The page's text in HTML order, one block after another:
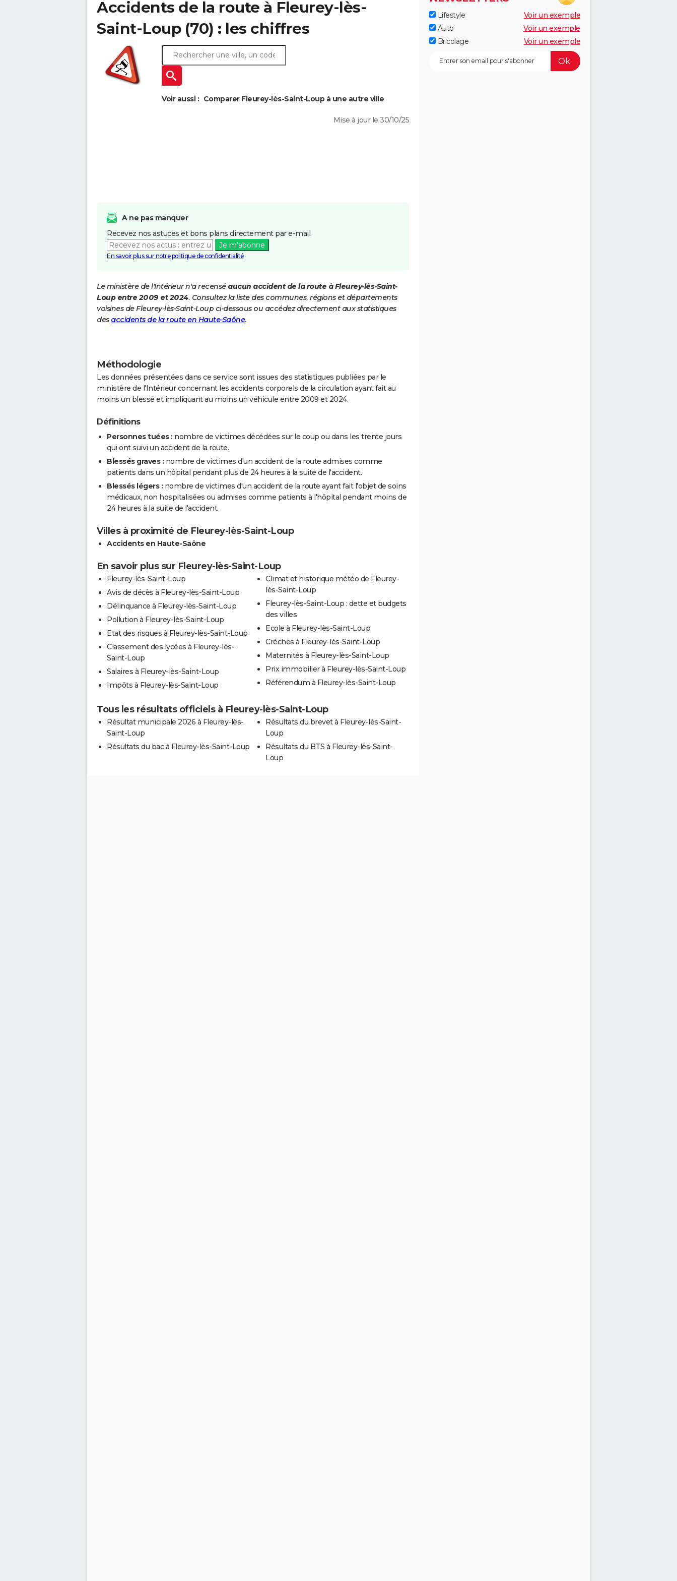
Accidents de la route à Fleurey-lès-
Saint-Loup (70) : les chiffres
Voir aussi : Comparer Fleurey-lès-Saint-Loup à une autre ville
Mise à jour le 30/10/25
A ne pas manquer
Recevez nos astuces et bons plans directement par e-mail.
Je m'abonne
En savoir plus sur notre politique de confidentialité
Le ministère de l'Intérieur n'a recensé aucun accident de la route à Fleurey-lès-Saint-
Loup entre 2009 et 2024. Consultez la liste des communes, régions et départements
voisines de Fleurey-lès-Saint-Loup ci-dessous ou accédez directement aux statistiques
des accidents de la route en Haute-Saône.
Méthodologie
Les données présentées dans ce service sont issues des statistiques publiées par le
ministère de l'Intérieur concernant les accidents corporels de la circulation ayant fait au
moins un blessé et impliquant au moins un véhicule entre 2009 et 2024.
Définitions
Personnes tuées : nombre de victimes décédées sur le coup ou dans les trente jours
qui ont suivi un accident de la route.
Blessés graves : nombre de victimes d'un accident de la route admises comme
patients dans un hôpital pendant plus de 24 heures à la suite de l'accident.
Blessés légers : nombre de victimes d'un accident de la route ayant fait l'objet de soins
médicaux, non hospitalisées ou admises comme patients à l'hôpital pendant moins de
24 heures à la suite de l'accident.
Villes à proximité de Fleurey-lès-Saint-Loup
Accidents en Haute-Saône
En savoir plus sur Fleurey-lès-Saint-Loup
Fleurey-lès-Saint-Loup
Avis de décès à Fleurey-lès-Saint-Loup
Délinquance à Fleurey-lès-Saint-Loup
Pollution à Fleurey-lès-Saint-Loup
Etat des risques à Fleurey-lès-Saint-Loup
Classement des lycées à Fleurey-lès-
Saint-Loup
Salaires à Fleurey-lès-Saint-Loup
Impôts à Fleurey-lès-Saint-Loup
Climat et historique météo de Fleurey-
lès-Saint-Loup
Fleurey-lès-Saint-Loup : dette et budgets
des villes
Ecole à Fleurey-lès-Saint-Loup
Crèches à Fleurey-lès-Saint-Loup
Maternités à Fleurey-lès-Saint-Loup
Prix immobilier à Fleurey-lès-Saint-Loup
Référendum à Fleurey-lès-Saint-Loup
Tous les résultats officiels à Fleurey-lès-Saint-Loup
Résultat municipale 2026 à Fleurey-lès-
Saint-Loup
Résultats du bac à Fleurey-lès-Saint-Loup
Résultats du brevet à Fleurey-lès-Saint-
Loup
Résultats du BTS à Fleurey-lès-Saint-
Loup
Lifestyle
Voir un exemple
Auto
Voir un exemple
Bricolage
Voir un exemple